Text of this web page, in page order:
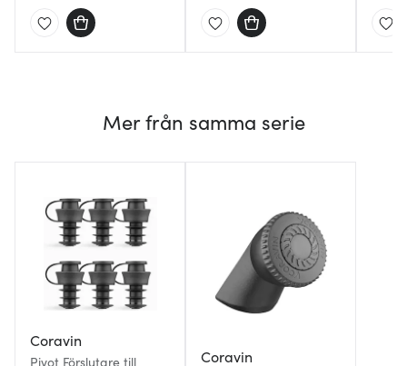
Mer från samma serie
Coravin
Pivot Förslutare till
Coravin